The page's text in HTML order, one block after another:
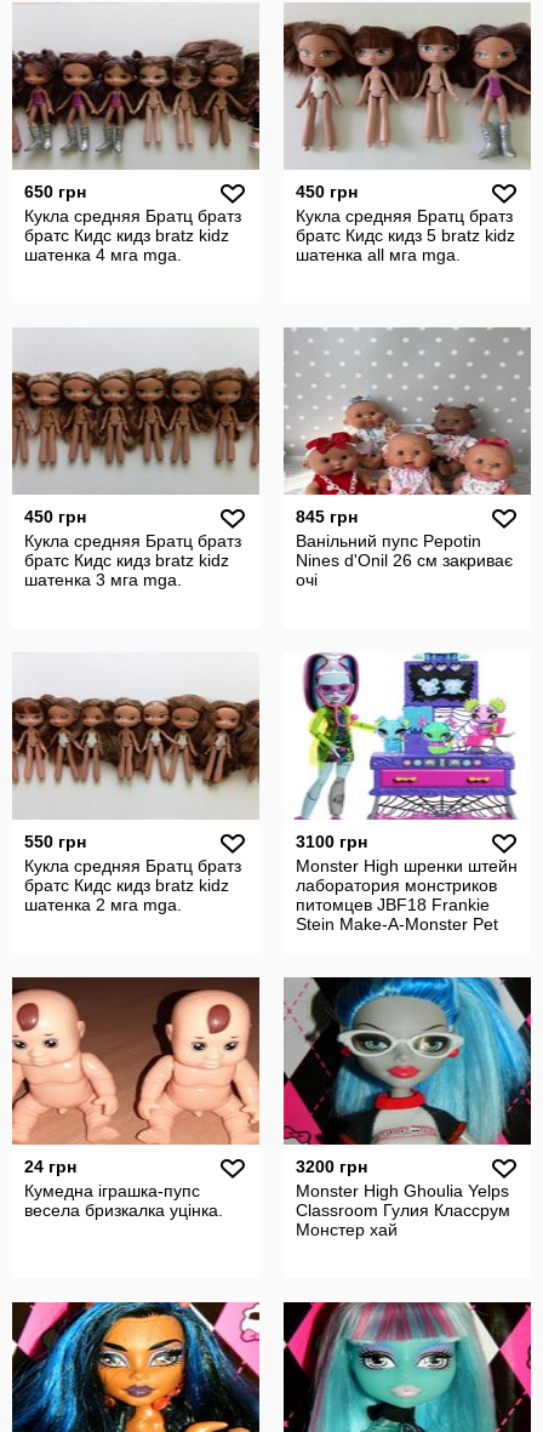
650 грн
Кукла средняя Братц братз
братс Кидс кидз bratz kidz
шатенка 4 мга mga.
450 грн
Кукла средняя Братц братз
братс Кидс кидз 5 bratz kidz
шатенка all мга mga.
450 грн
Кукла средняя Братц братз
братс Кидс кидз bratz kidz
шатенка 3 мга mga.
845 грн
Ванільний пупс Pepotin
Nines d'Onil 26 см закриває
очі
550 грн
Кукла средняя Братц братз
братс Кидс кидз bratz kidz
шатенка 2 мга mga.
3100 грн
Monster High шренки штейн
лаборатория монстриков
питомцев JBF18 Frankie
Stein Make-A-Monster Pet
24 грн
Кумедна іграшка-пупс
весела бризкалка уцінка.
3200 грн
Monster High Ghoulia Yelps
Classroom Гулия Классрум
Монстер хай